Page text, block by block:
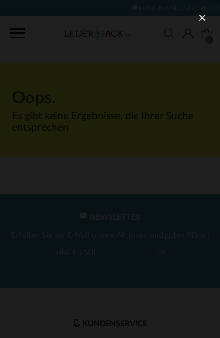
KOSTENLOSE LIEFERUNG UND RÜCKGABE
Es gibt keine Ergebnisse, die Ihrer Suche
entsprechen
NEWSLETTER
Erhalten Sie per E-Mail unsere Aktionen und guten Pläne !
OK
KUNDENSERVICE